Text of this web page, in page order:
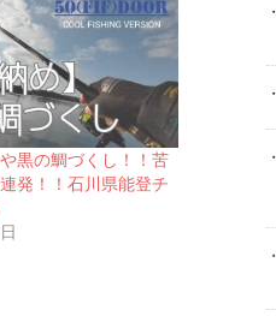
黒の鯛づくし！！苦
発！！石川県能登チ